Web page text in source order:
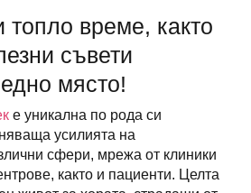
топло време, както
съвети
място!
е уникална по рода си
усилията на
сфери, мрежа от клиники
както и пациенти. Целта